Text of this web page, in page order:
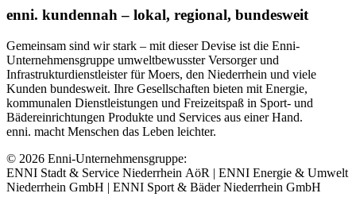
enni. kundennah – lokal, regional, bundesweit
Gemeinsam sind wir stark – mit dieser Devise ist die Enni-
Unternehmensgruppe umweltbewusster Versorger und
Infrastrukturdienstleister für Moers, den Niederrhein und viele
Kunden bundesweit. Ihre Gesellschaften bieten mit Energie,
kommunalen Dienstleistungen und Freizeitspaß in Sport- und
Bädereinrichtungen Produkte und Services aus einer Hand.
enni. macht Menschen das Leben leichter.
© 2026 Enni-Unternehmensgruppe:
ENNI Stadt & Service Niederrhein AöR | ENNI Energie & Umwelt
Niederrhein GmbH | ENNI Sport & Bäder Niederrhein GmbH